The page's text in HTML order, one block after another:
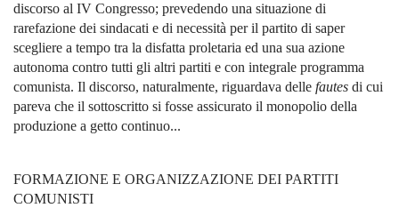
discorso al IV Congresso; prevedendo una situazione di
rarefazione dei sindacati e di necessità per il partito di saper
scegliere a tempo tra la disfatta proletaria ed una sua azione
autonoma contro tutti gli altri partiti e con integrale programma
comunista. Il discorso, naturalmente, riguardava delle fautes di cui
pareva che il sottoscritto si fosse assicurato il monopolio della
produzione a getto continuo...
FORMAZIONE E ORGANIZZAZIONE DEI PARTITI
COMUNISTI